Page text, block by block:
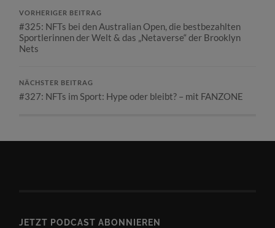
VORHERIGER BEITRAG
#325: NFTs bei den Australian Open, die bestbezahlten
Sportlerinnen der Welt & das „Netaverse“ der Brooklyn
Nets
NÄCHSTER BEITRAG
#327: NFTs im Sport: Hype oder bleibt? – mit FANZONE
JETZT PODCAST ABONNIEREN